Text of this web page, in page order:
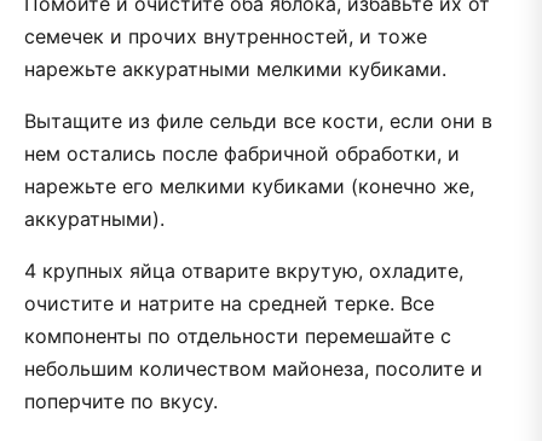
семечек и прочих внутренностей, и тоже
нарежьте аккуратными мелкими кубиками.
Вытащите из филе сельди все кости, если они в
нем остались после фабричной обработки, и
нарежьте его мелкими кубиками (конечно же,
аккуратными).
4 крупных яйца отварите вкрутую, охладите,
очистите и натрите на средней терке. Все
компоненты по отдельности перемешайте с
небольшим количеством майонеза, посолите и
поперчите по вкусу.